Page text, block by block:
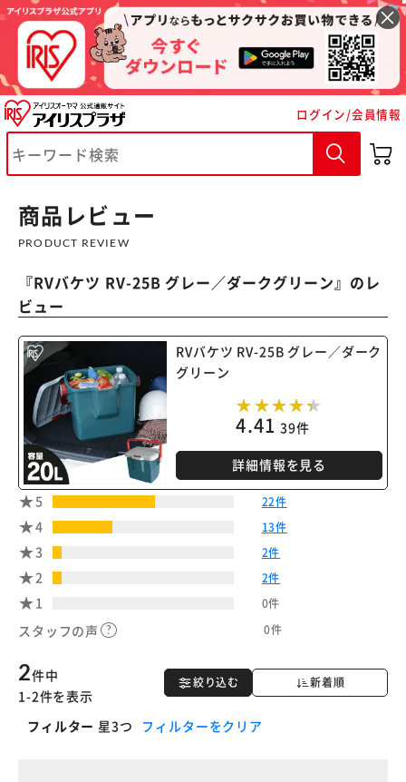
ログイン/会員情報
商品レビュー
PRODUCT REVIEW
『RVバケツ RV-25B グレー／ダークグリーン』のレ
ビュー
RVバケツ RV-25B グレー／ダーク
グリーン
4.41 39件
詳細情報を見る
5 22件
4 13件
3 2件
2 2件
1 0件
スタッフの声 0件
絞り込む 新着順
2件中
1-2件を表示
フィルター 星3つ フィルターをクリア
※ご確認ください